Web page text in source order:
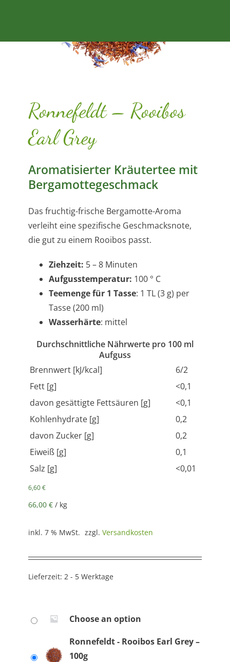
Ronnefeldt – Rooibos
Earl Grey
Aromatisierter Kräutertee mit
Bergamottegeschmack
Das fruchtig-frische Bergamotte-Aroma
verleiht eine spezifische Geschmacksnote,
die gut zu einem Rooibos passt.
Ziehzeit: 5 – 8 Minuten
Aufgusstemperatur: 100 ° C
Teemenge für 1 Tasse: 1 TL (3 g) per
Tasse (200 ml)
Wasserhärte: mittel
Durchschnittliche Nährwerte pro 100 ml
Aufguss
Brennwert [kJ/kcal]
6/2
Fett [g]
<0,1
davon gesättigte Fettsäuren [g]
<0,1
Kohlenhydrate [g]
0,2
davon Zucker [g]
0,2
Eiweiß [g]
0,1
Salz [g]
<0,01
6,60€
66,00 € / kg
inkl. 7 % MwSt. zzgl. Versandkosten
Lieferzeit: 2 - 5 Werktage
Choose an option
Ronnefeldt - Rooibos Earl Grey –
100g